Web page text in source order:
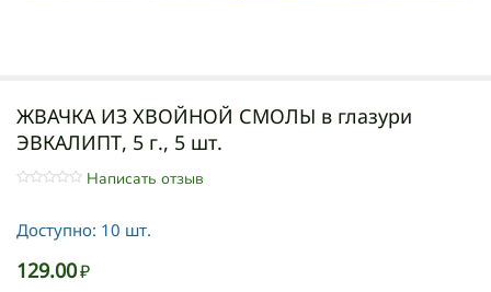
ЖВАЧКА ИЗ ХВОЙНОЙ СМОЛЫ в глазури
ЭВКАЛИПТ, 5 г., 5 шт.
Написать отзыв
Доступно: 10 шт.
129.00₽